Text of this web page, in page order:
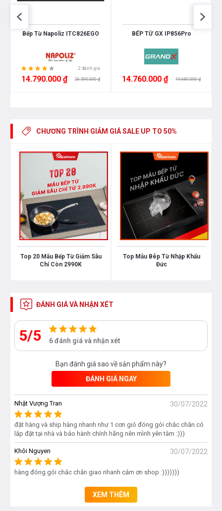
Chức năng an toàn của bếp từ đôi
Chức năng cảnh báo nhiệt dư cho từng vùng nấu
nấu
Chức năng khóa trẻ em an toàn
Bếp Từ Napoliz ITC826EGO
2 đánh giá
14.790.000 ₫ 26.590.000 ₫
BẾP TỪ GX IP856Pro
14.760.000 ₫ 19.680.000 ₫
CHƯƠNG TRÌNH GIẢM GIÁSALE UP TO 50%
Top 20 Mẫu Bếp Từ Giảm Sâu
Chỉ Còn 2990K
Top Mẫu Bêp Từ Nhập Khẩu
Đức
ĐÁNH GIÁ VÀ NHẬN XÉT
5/5 6 đánh giá và nhận xét
Bạn đánh giá sao về sản phẩm này?
ĐÁNH GIÁ NGAY
Nhật Vượng Tran 30/07/2022
đặt hàng và ship hàng nhanh như 1 cơn gió đóng gói chắc chắn có
lắp đặt tại nhà và bảo hành chính hãng nên mình yên tâm :)))
Khôi Nguyen 30/07/2022
hàng đóng gói chắc chắn giao nhanh cảm ơn shop :)))))))
XEM THÊM